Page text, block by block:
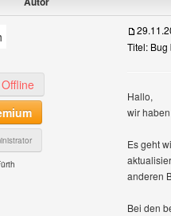
Profile anzeigen
Offline
Titel: Bug
Hallo,
wir
Es geht
anderen
Bei den